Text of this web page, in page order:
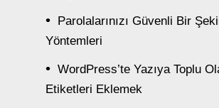
Parolalarınızı Güvenli Bir
Yöntemleri
WordPress’te Yazıya Toplu
Etiketleri Eklemek